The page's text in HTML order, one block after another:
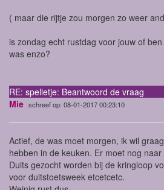
( maar die rijtje zou morgen zo weer
is zondag echt rustdag voor jouw of
was enzo?
RE: spelletje: Beantwoord de vraag
Mie schreef op: 08-01-2017 00:23:10
Actief, de was moet morgen, ik wil
hebben in de keuken. Er moet nog
Duits gezocht worden bij de kringloop
voor duitstoetsweek etcetcetc.